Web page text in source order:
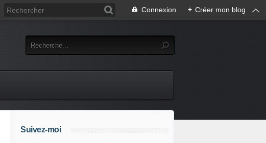
Connexion + Créer mon blog
Suivez-moi